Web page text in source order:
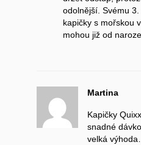
odolnější. Svému
kapičky s mořskou
mohou již od
Martina
Kapičky
snadné
velká